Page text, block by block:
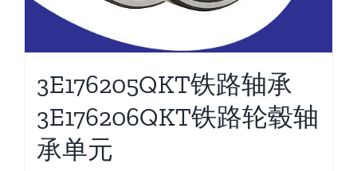
3E176205QKT铁路轴承
3E176206QKT铁路轮毂轴
承单元